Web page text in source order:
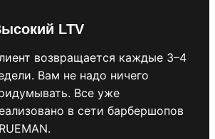
LTV
возвращается каждые 3–4
Вам не надо ничего
Все уже
в сети барбершопов